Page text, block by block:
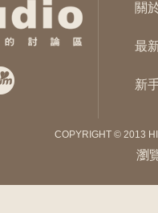
關
最
新
COPYRIGHT © 2013
瀏